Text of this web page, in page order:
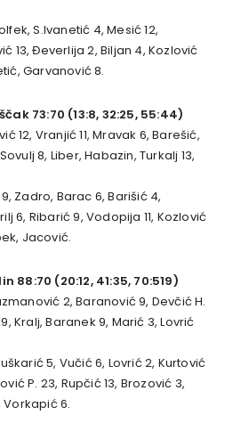
S.Ivanetić 4, Mesić 12,
13, Đeverlija 2, Biljan 4, Kozlović
Garvanović 8.
73:70 (13:8, 32:25, 55:44)
12, Vranjić 11, Mravak 6, Barešić,
8, Liber, Habazin, Turkalj 13,
Zadro, Barac 6, Barišić 4,
6, Ribarić 9, Vodopija 11, Kozlović
Jacović.
88:70 (20:12, 41:35, 70:519)
2, Baranović 9, Devčić H.
Kralj, Baranek 9, Marić 3, Lovrić
5, Vučić 6, Lovrić 2, Kurtović
P. 23, Rupčić 13, Brozović 3,
Vorkapić 6.